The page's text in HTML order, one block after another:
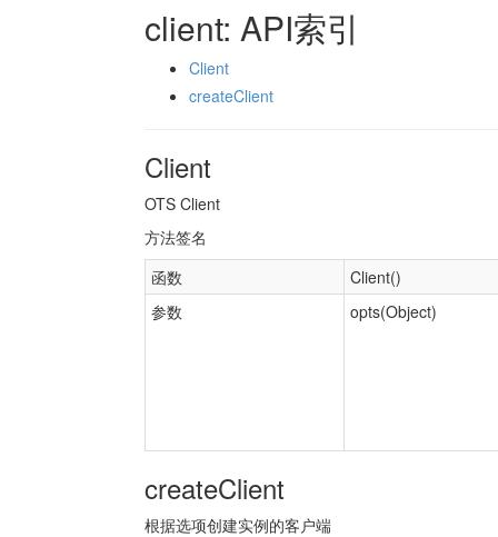
client: API索引
Client
createClient
Client
OTS Client
方法签名
函数
Client()
参数
opts(Object)
createClient
根据选项创建实例的客户端